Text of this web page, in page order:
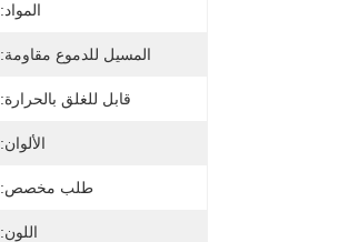
المواد:
المسيل للدموع مقاومة:
قابل للغلق بالحرارة:
الألوان:
طلب مخصص:
اللون: